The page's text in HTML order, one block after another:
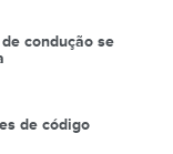
condução se
de código